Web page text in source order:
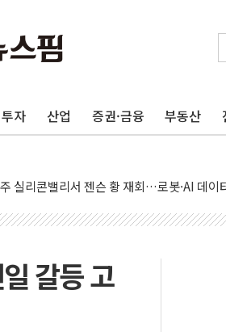
자 산업 증권·금융 부동산
조한 실적 소화하며 대부분 상승… "2분기
국방 "러, 우크라 드론으로 나토 회원국 공
장 전 특징주...모더나·아이온큐·도어대시
"영업이익 N% 성과급 반대…상법·자본시
단거리 탄도미사일 발사에 긴급 안보 점검회
에 최고…美 고용 둔화·호르무즈 재개방 기대
갈등 고